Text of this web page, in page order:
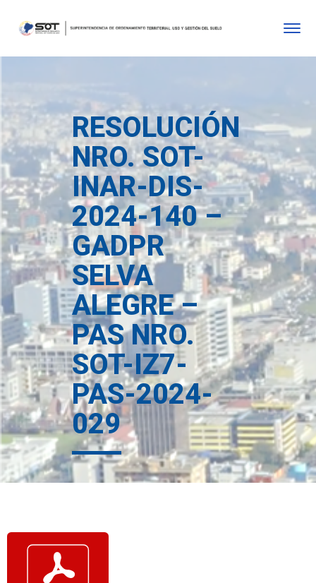
RESOLUCIÓN
NRO. SOT-
INAR-DIS-
2024-140 –
GADPR
SELVA
ALEGRE –
PAS NRO.
SOT-IZ7-
PAS-2024-
029